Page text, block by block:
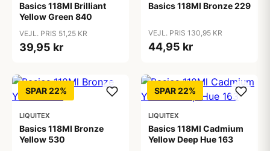
Basics 118Ml Brilliant
Yellow Green 840
VEJL. PRIS 51,25 KR
39,95 kr
Basics 118Ml Bronze 229
VEJL. PRIS 130,95 KR
44,95 kr
SPAR 22%
LIQUITEX
Basics 118Ml Bronze
Yellow 530
SPAR 22%
LIQUITEX
Basics 118Ml Cadmium
Yellow Deep Hue 163